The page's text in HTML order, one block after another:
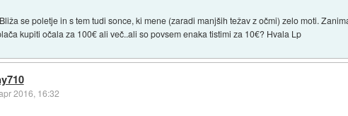
se poletje in s tem tudi sonce, ki mene (zaradi manjših težav z očmi) zelo moti.
kupiti očala za 100€ ali več..ali so povsem enaka tistimi za 10€? Hvala Lp
2016, 16:32